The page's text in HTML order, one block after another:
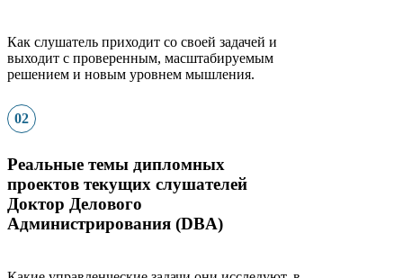
Как слушатель приходит со своей задачей и
выходит с проверенным, масштабируемым
решением и новым уровнем мышления.
02
Реальные темы дипломных
проектов текущих слушателей
Доктор Делового
Администрирования (DBA)